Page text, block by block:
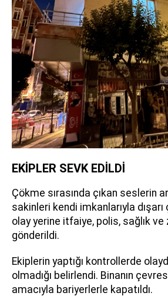
EKİPLER SEVK EDİLDİ
Çökme sırasında çıkan seslerin
sakinleri kendi imkanlarıyla dışarı
olay yerine itfaiye, polis, sağlık ve
gönderildi.
Ekiplerin yaptığı kontrollerde
olmadığı belirlendi. Binanın
amacıyla bariyerlerle kapatıldı.